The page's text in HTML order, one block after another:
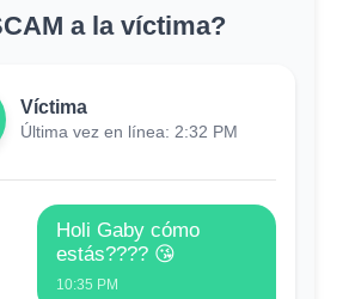
a la víctima?
Víctima
Última vez en línea: 2:32 PM
Holi Gaby cómo
estás???? 😘
10:35 PM